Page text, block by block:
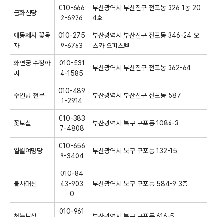
금화신당
010-666
2-6926
부산광역시 부산진구 전포동 326 1동 20
4호
애동제자 꽃동
자
010-275
9-6763
부산광역시 부산진구 전포동 346-24 오
스카 오피스텔
화연궁 수정아
씨
010-531
4-1585
부산광역시 부산진구 전포동 362-64
수인당 천무
010-489
1-2914
부산광역시 부산진구 전포동 587
꽃보살
010-383
7-4808
부산광역시 북구 구포동 1086-3
일월여명당
010-656
9-3404
부산광역시 북구 구포동 132-15
불사대신
010-84
43-903
0
부산광역시 북구 구포동 584-9 3층
010-961